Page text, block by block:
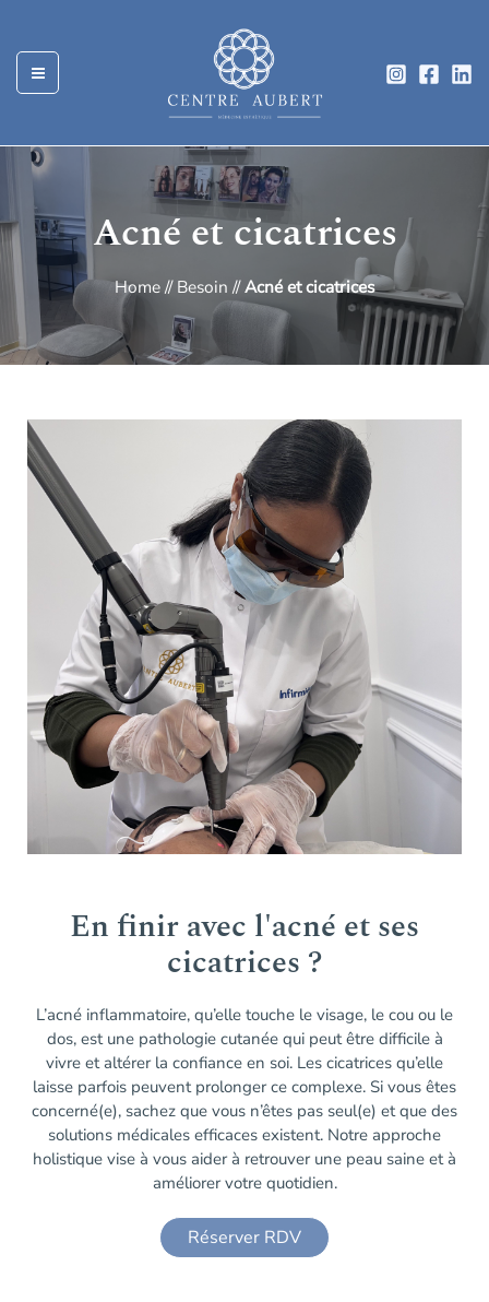
contenu
Acné et cicatrices
Home//Besoin //Acné et cicatrices
En finir avec l'acné et ses
cicatrices ?
L’acné inflammatoire, qu’elle touche le visage, le cou ou le
dos, est une pathologie cutanée qui peut être difficile à
vivre et altérer la confiance en soi. Les cicatrices qu’elle
laisse parfois peuvent prolonger ce complexe. Si vous êtes
concerné(e), sachez que vous n’êtes pas seul(e) et que des
solutions médicales efficaces existent. Notre approche
holistique vise à vous aider à retrouver une peau saine et à
améliorer votre quotidien.
Réserver RDV